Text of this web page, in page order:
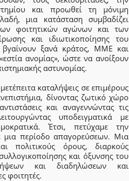
και προωθεί τη μόνιμη
μια κατάσταση συμβαδίζει
φοιτητικών αγώνων και των
και ιδιωτικοποίησης του
βγαίνουν ξανά κράτος, ΜΜΕ και
ανομίας», ώστε να ανοίξουν
αστυνομίας.
καταλήψεις σε επιμέρους
δίνοντας ζωτικό χώρο
και αναγεννώντας τις
υποδειγματικά με
Έτσι, πετύχαμε την
μια περίοδο απαγορεύσεων. Μια
πολιτικούς όρους, διαρκούς
και όξυνσης του
και διαδηλώσεων και
φοιτητές.